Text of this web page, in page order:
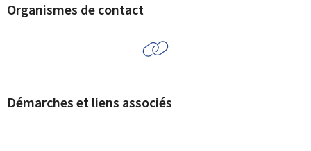
Organismes de contact
Démarches et liens associés